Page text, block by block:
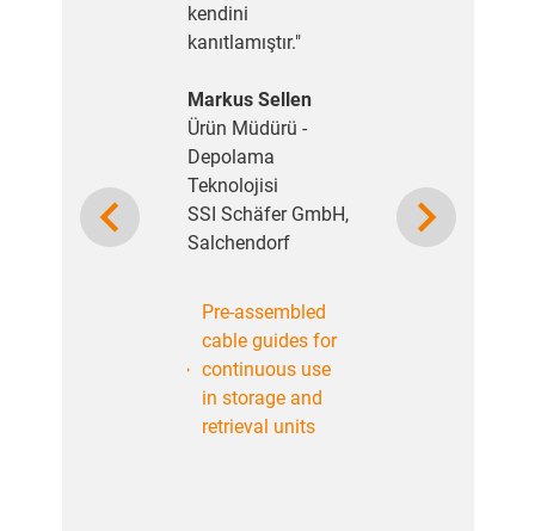
kendini
kanıtlamıştır."
Markus Sellen
Ürün Müdürü -
Depolama
Teknolojisi
SSI Schäfer GmbH,
Salchendorf
Pre-assembled
cable guides for
continuous use
in storage and
retrieval units
Previous